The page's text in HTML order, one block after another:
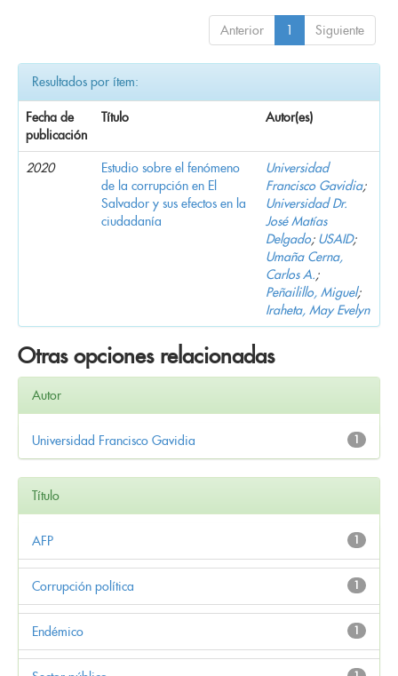
Anterior 1 Siguiente
Resultados por ítem:
Fecha de
publicación
Título Autor(es)
2020
Estudio sobre el fenómeno
de la corrupción en El
Salvador y sus efectos en la
ciudadanía
Universidad
Francisco Gavidia;
Universidad Dr.
José Matías
Delgado; USAID;
Umaña Cerna,
Carlos A.;
Peñailillo, Miguel;
Iraheta, May Evelyn
Otras opciones relacionadas
Autor
1
Universidad Francisco Gavidia
Título
1
AFP
1
Corrupción política
1
Endémico